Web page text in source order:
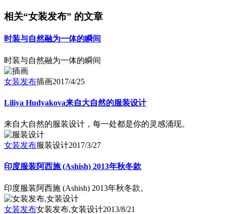
相关“女装发布” 的文章
时装与自然融为一体的瞬间
时装与自然融为一体的瞬间
女装发布插画2017/4/25
Liliya Hudyakova来自大自然的服装设计
来自大自然的服装设计，每一处都是你的灵感涌现。
女装发布服装设计2017/3/27
印度服装阿西施 (Ashish) 2013年秋冬款
印度服装阿西施 (Ashish) 2013年秋冬款。
女装发布女装发布,女装设计2013/8/21